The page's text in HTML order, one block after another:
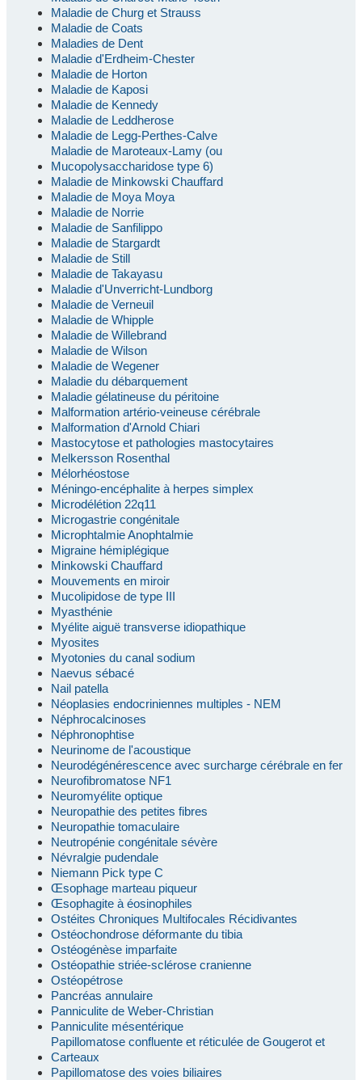
Maladie de Churg et Strauss
Maladie de Coats
Maladies de Dent
Maladie d'Erdheim-Chester
Maladie de Horton
Maladie de Kaposi
Maladie de Kennedy
Maladie de Leddherose
Maladie de Legg-Perthes-Calve
Maladie de Maroteaux-Lamy (ou
Mucopolysaccharidose type 6)
Maladie de Minkowski Chauffard
Maladie de Moya Moya
Maladie de Norrie
Maladie de Sanfilippo
Maladie de Stargardt
Maladie de Still
Maladie de Takayasu
Maladie d'Unverricht-Lundborg
Maladie de Verneuil
Maladie de Whipple
Maladie de Willebrand
Maladie de Wilson
Maladie de Wegener
Maladie du débarquement
Maladie gélatineuse du péritoine
Malformation artério-veineuse cérébrale
Malformation d'Arnold Chiari
Mastocytose et pathologies mastocytaires
Melkersson Rosenthal
Mélorhéostose
Méningo-encéphalite à herpes simplex
Microdélétion 22q11
Microgastrie congénitale
Microphtalmie Anophtalmie
Migraine hémiplégique
Minkowski Chauffard
Mouvements en miroir
Mucolipidose de type III
Myasthénie
Myélite aiguë transverse idiopathique
Myosites
Myotonies du canal sodium
Naevus sébacé
Nail patella
Néoplasies endocriniennes multiples - NEM
Néphrocalcinoses
Néphronophtise
Neurinome de l'acoustique
Neurodégénérescence avec surcharge cérébrale en fer
Neurofibromatose NF1
Neuromyélite optique
Neuropathie des petites fibres
Neuropathie tomaculaire
Neutropénie congénitale sévère
Névralgie pudendale
Niemann Pick type C
Œsophage marteau piqueur
Œsophagite à éosinophiles
Ostéites Chroniques Multifocales Récidivantes
Ostéochondrose déformante du tibia
Ostéogénèse imparfaite
Ostéopathie striée-sclérose cranienne
Ostéopétrose
Pancréas annulaire
Panniculite de Weber-Christian
Panniculite mésentérique
Papillomatose confluente et réticulée de Gougerot et
Carteaux
Papillomatose des voies biliaires